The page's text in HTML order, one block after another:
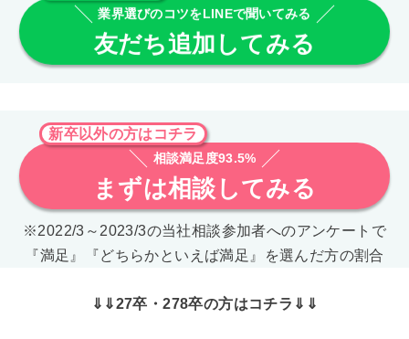
業界選びのコツをLINEで聞いてみる
友だち追加してみる
新卒以外の方はコチラ
相談満足度93.5%
まずは相談してみる
※2022/3～2023/3の当社相談参加者へのアンケートで
『満足』『どちらかといえば満足』を選んだ方の割合
⇓⇓27卒・278卒の方はコチラ⇓⇓